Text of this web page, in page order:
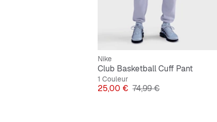
Nike
Club Basketball Cuff Pant
1 Couleur
Prix
25,00 € Prix original
74,99 €